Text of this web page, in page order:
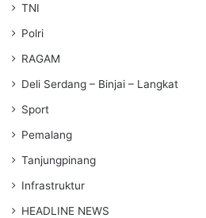
TNI
Polri
RAGAM
Deli Serdang – Binjai – Langkat
Sport
Pemalang
Tanjungpinang
Infrastruktur
HEADLINE NEWS